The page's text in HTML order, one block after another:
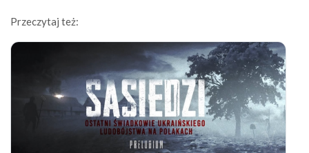
Przeczytaj też: